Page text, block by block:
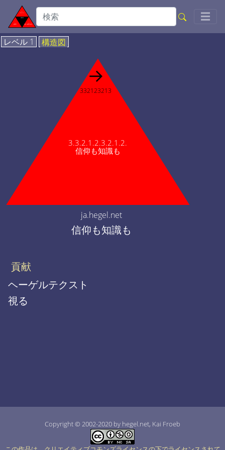
☰
レベル 1 構造図
3.3.2.1.2.3.2.1.2.
信仰も知識も
→
332123213
ja.hegel.net
信仰も知識も
貢献
ヘーゲルテクスト
視る
Copyright © 2002-2020 by hegel.net, Kai Froeb